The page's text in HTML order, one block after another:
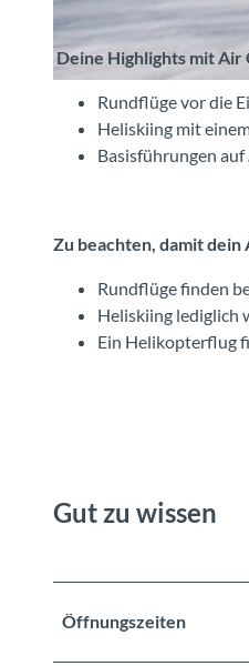
Deine Highlights mit Air
Rundflüge vor die
Heliskiing mit
Basisführungen
Zu beachten, damit
Rundflüge finden
Heliskiing lediglich
Ein Helikopterflug
Gut zu wissen
Öffnungszeiten